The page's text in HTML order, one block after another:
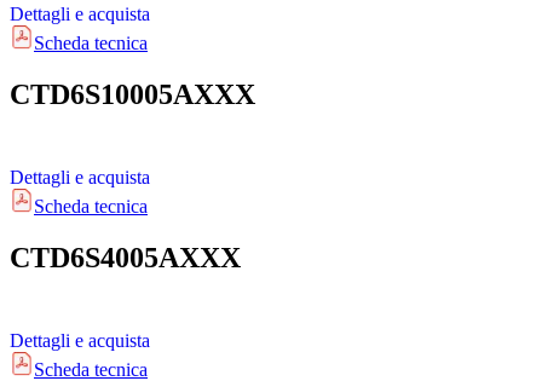
Dettagli e acquista
Scheda tecnica
CTD6S10005AXXX
Dettagli e acquista
Scheda tecnica
CTD6S4005AXXX
Dettagli e acquista
Scheda tecnica